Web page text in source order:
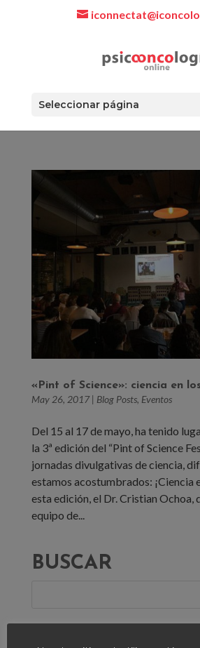
Seleccionar página
«Pint of Science»: ciencia en
May 26, 2017| Blog Posts, Eventos
Del 15 al 17 de mayo, ha tenido
la 3ª edición del “Pint of Science
jornadas divulgativas de ciencia,
estamos acostumbrados: ¡Ciencia
esta edición, el Dr. Cristian Ochoa,
equipo de...
BUSCAR